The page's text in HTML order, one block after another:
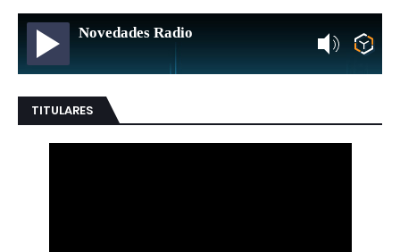
Novedades Radio
TITULARES